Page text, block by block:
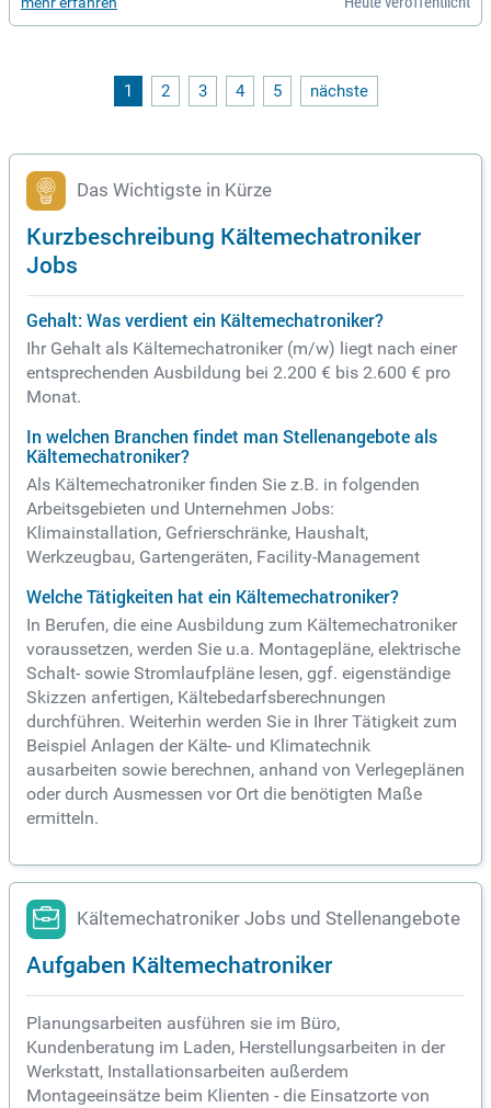
1 2 3 4 5 nächste
Das Wichtigste in Kürze
Kurzbeschreibung Kältemechatroniker
Jobs
Gehalt: Was verdient ein Kältemechatroniker?
Ihr Gehalt als Kältemechatroniker (m/w) liegt nach einer
entsprechenden Ausbildung bei 2.200 € bis 2.600 € pro
Monat.
In welchen Branchen findet man Stellenangebote als
Kältemechatroniker?
Als Kältemechatroniker finden Sie z.B. in folgenden
Arbeitsgebieten und Unternehmen Jobs:
Klimainstallation, Gefrierschränke, Haushalt,
Werkzeugbau, Gartengeräten, Facility-Management
Welche Tätigkeiten hat ein Kältemechatroniker?
In Berufen, die eine Ausbildung zum Kältemechatroniker
voraussetzen, werden Sie u.a. Montagepläne, elektrische
Schalt- sowie Stromlaufpläne lesen, ggf. eigenständige
Skizzen anfertigen, Kältebedarfsberechnungen
durchführen. Weiterhin werden Sie in Ihrer Tätigkeit zum
Beispiel Anlagen der Kälte- und Klimatechnik
ausarbeiten sowie berechnen, anhand von Verlegeplänen
oder durch Ausmessen vor Ort die benötigten Maße
ermitteln.
Kältemechatroniker Jobs und Stellenangebote
Aufgaben Kältemechatroniker
Planungsarbeiten ausführen sie im Büro,
Kundenberatung im Laden, Herstellungsarbeiten in der
Werkstatt, Installationsarbeiten außerdem
Montageeinsätze beim Klienten - die Einsatzorte von